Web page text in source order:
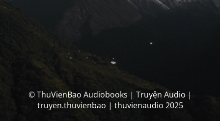
© ThuVienBao Audiobooks | Truyện Audio |
truyen.thuvienbao | thuvienaudio 2025